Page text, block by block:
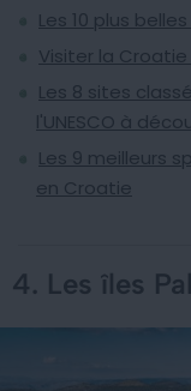
Les 10 plus
Visiter la
Les 8 sites
l'UNESCO à
Les 9 meilleurs
en Croatie
4. Les îles